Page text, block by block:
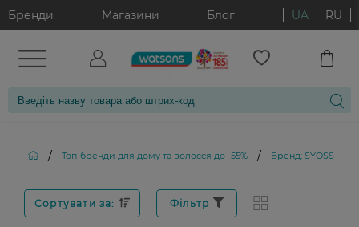
Бренди Магазини Блог UA RU
/ Топ-бренди для дому та волосся до -55% / Бренд: SYOSS
Сортувати за: Фільтр